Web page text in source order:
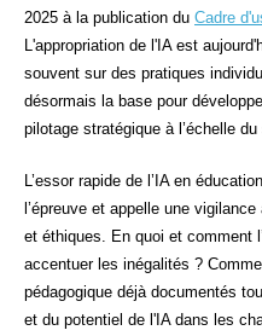
2025 à la publication du Cadre
L'appropriation de l'IA est
souvent sur des pratiques
désormais la base pour
pilotage stratégique à l’échelle
L’essor rapide de l’IA en
l’épreuve et appelle une
et éthiques. En quoi et comment
accentuer les inégalités ?
pédagogique déjà documentés
et du potentiel de l'IA dans les